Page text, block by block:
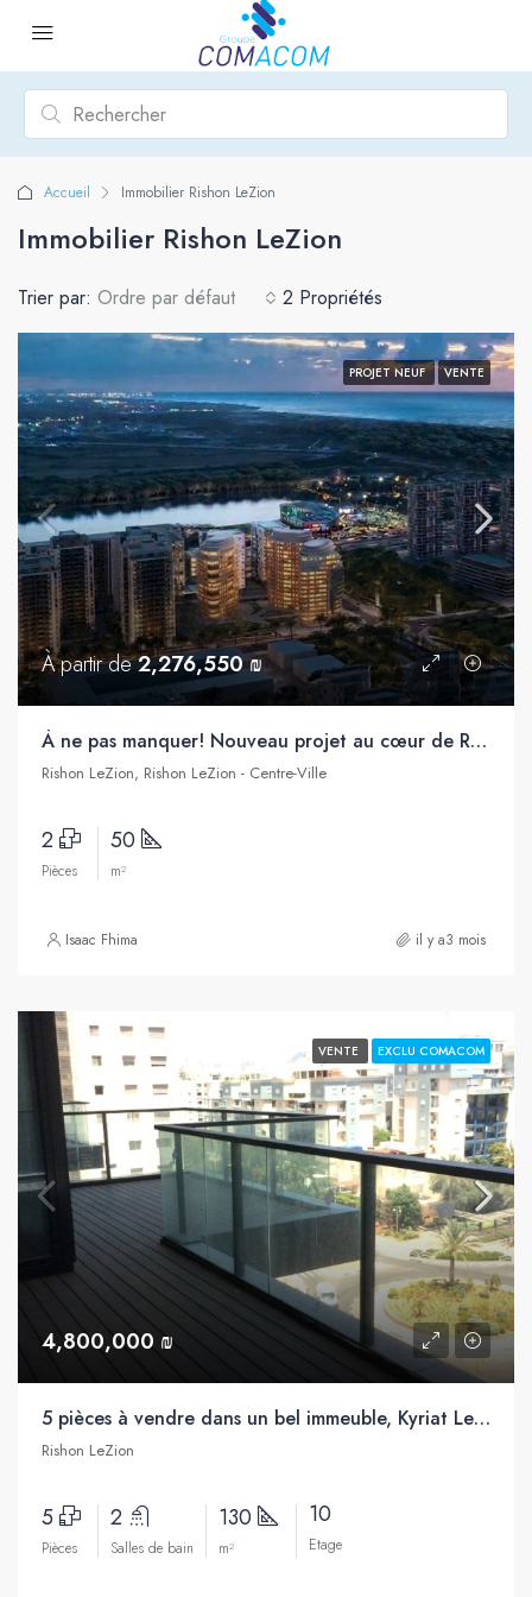
Accueil Immobilier Rishon LeZion
Immobilier Rishon LeZion
2 Propriétés
Trier par: Ordre par défaut
PROJET NEUF VENTE
À partir de2,276,550 ₪
À ne pas manquer! Nouveau projet au cœur de Rishon Letsion
Rishon LeZion, Rishon LeZion - Centre-Ville
2
Pièces
50
m²
Isaac Fhima il y a3 mois
VENTE EXCLU COMACOM
4,800,000 ₪
5 pièces à vendre dans un bel immeuble, Kyriat Leoum, Rishon Letsion
Rishon LeZion
5
Pièces
2
Salles de bain
130
m²
10
Etage